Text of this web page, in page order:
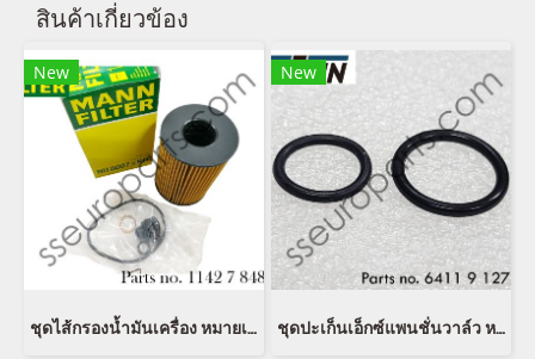
สินค้าเกี่ยวข้อง
New
ชุดไส้กรองน้ำมันเครื่อง หมายเลขชิ้นส่วน: 11427848321 7848321 11427583220 7583220 Mann Filter HU 8007 z KIT
New
ชุดปะเก็นเอ็กซ์แพนชั่นวาล์ว หมายเลขชิ้นส่วน: 64119127185 9127185 EUSTEIN